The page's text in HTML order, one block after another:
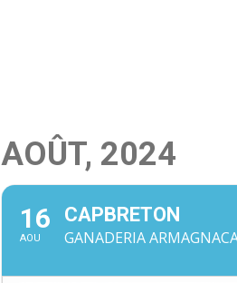
AOÛT, 2024
16
AOU
CAPBRETON
GANADERIA